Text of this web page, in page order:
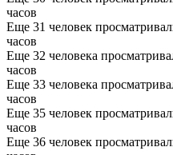
часов
Еще 31 человек
часов
Еще 32 человека
часов
Еще 33 человека
часов
Еще 35 человек
часов
Еще 36 человек